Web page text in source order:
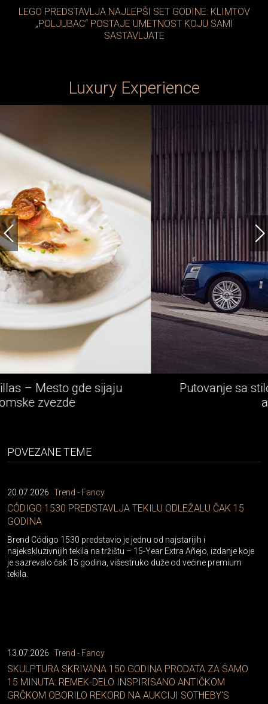
LEGO PREDSTAVLJA NAJLEPŠI SET GODINE: KLIMTOV
„POLJUBAC“ POSTAJE UMETNOST KOJU SAMI
SASTAVLJATE
Luxury Experience
Putovanje sa stilom - Rolls-Royce
POVEZANE TEME
20.07.2026 Trend - Fancy
CÓDIGO 1530 PREDSTAVLJA TEKILU ODLEŽALU ČAK 15
GODINA
Brend Código 1530 predstavio je jednu od najstarijih i
najekskluzivnijih tekila na tržištu – 15-Year Extra Añejo, izdanje koje
je sazrevalo čak 15 godina, višestruko duže od većine premium
tekila.
13.07.2026 Trend - Fancy
SKULPTURA SKRIVANA 150 GODINA PRODATA ZA SAMO
15 MINUTA: REMEK-DELO INSPIRISANO ANTIČKOM
GRČKOM OBORILO REKORD NA AUKCIJI SOTHEBY'S